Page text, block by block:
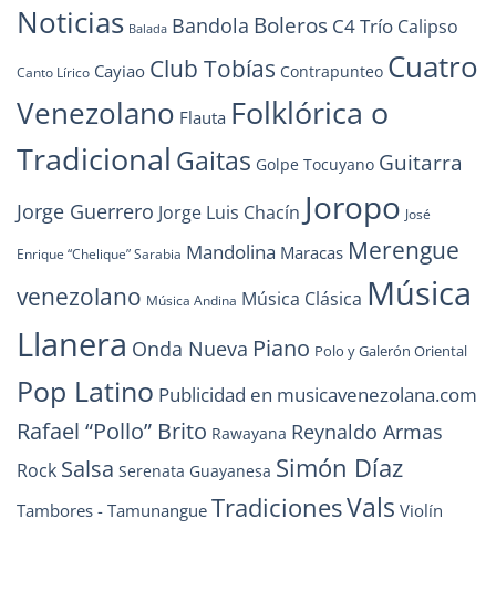
Noticias Balada Bandola Boleros C4 Trío Calipso
Canto Lírico Cayiao Club Tobías Contrapunteo Cuatro
Venezolano Flauta Folklórica o
Tradicional Gaitas Golpe Tocuyano Guitarra
Jorge Guerrero Jorge Luis Chacín Joropo José
Enrique “Chelique” Sarabia Mandolina Maracas Merengue
venezolano Música Andina Música Clásica Música
Llanera Onda Nueva Piano Polo y Galerón Oriental
Pop Latino Publicidad en musicavenezolana.com
Rafael “Pollo” Brito Rawayana Reynaldo Armas
Rock Salsa Serenata Guayanesa Simón Díaz
Tambores - Tamunangue TradicionesVals Violín